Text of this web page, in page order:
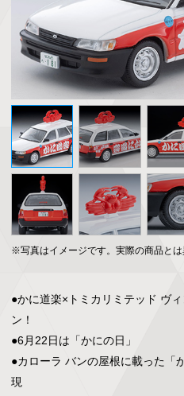
※写真はイメージです。実際の商品とは
●かに道楽×トミカリミテッド ヴ
ン！
●6月22日は「かにの日」
●カローラ バンの屋根に載った「
現